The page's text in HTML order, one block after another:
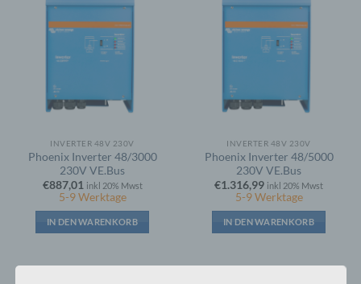
INVERTER 48V 230V
Phoenix Inverter 48/3000
230V VE.Bus
€887,01 inkl 20% Mwst
5-9 Werktage
IN DEN WARENKORB
INVERTER 48V 230V
Phoenix Inverter 48/5000
230V VE.Bus
€1.316,99 inkl 20% Mwst
5-9 Werktage
IN DEN WARENKORB